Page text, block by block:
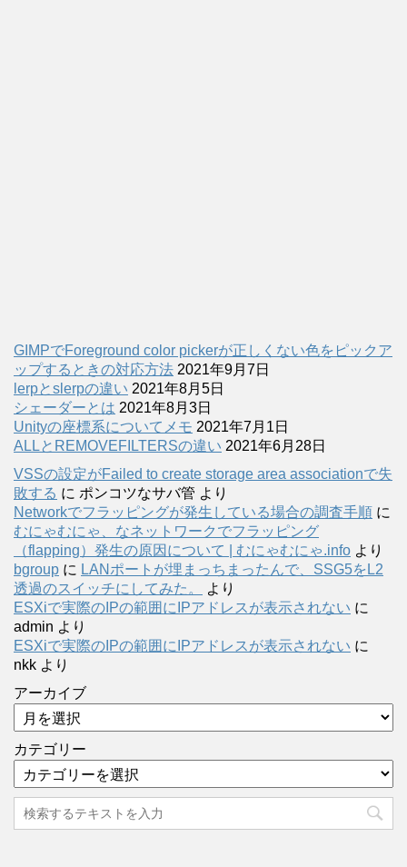
GIMPでForeground color pickerが正しくない色をピックア
ップするときの対応方法 2021年9月7日
lerpとslerpの違い 2021年8月5日
シェーダーとは 2021年8月3日
Unityの座標系についてメモ 2021年7月1日
ALLとREMOVEFILTERSの違い 2021年6月28日
VSSの設定がFailed to create storage area associationで失
敗する に ポンコツなサバ管 より
Networkでフラッピングが発生している場合の調査手順 に
むにゃむにゃ、なネットワークでフラッピング
（flapping）発生の原因について | むにゃむにゃ.info より
bgroup に LANポートが埋まっちまったんで、SSG5をL2
透過のスイッチにしてみた。
より
ESXiで実際のIPの範囲にIPアドレスが表示されない に
admin より
ESXiで実際のIPの範囲にIPアドレスが表示されない に
nkk より
アーカイブ
カテゴリー